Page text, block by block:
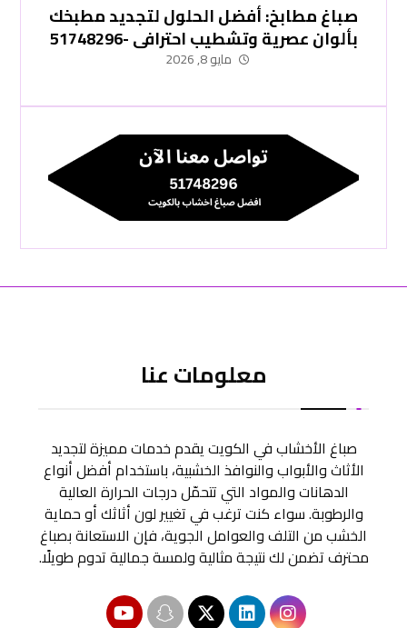
صباغ مطابخ: أفضل الحلول لتجديد مطبخك
بألوان عصرية وتشطيب احترافي -51748296
مايو 8, 2026
معلومات عنا
صباغ الأخشاب في الكويت يقدم خدمات مميزة لتجديد
الأثاث والأبواب والنوافذ الخشبية، باستخدام أفضل أنواع
الدهانات والمواد التي تتحمّل درجات الحرارة العالية
والرطوبة. سواء كنت ترغب في تغيير لون أثاثك أو حماية
الخشب من التلف والعوامل الجوية، فإن الاستعانة بصباغ
محترف تضمن لك نتيجة مثالية ولمسة جمالية تدوم طويلًا.